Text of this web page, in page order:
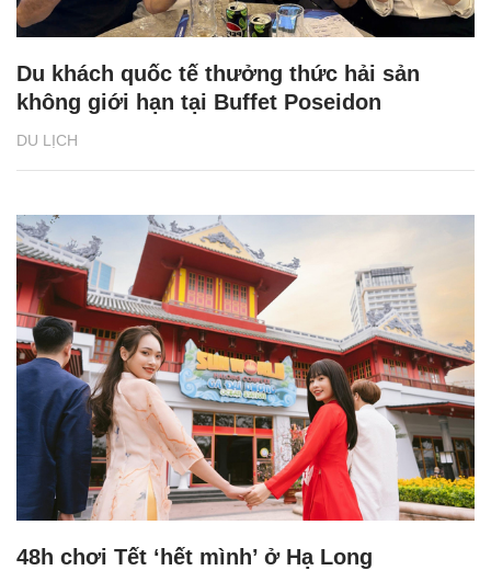
DU LỊCH
Du khách quốc tế thưởng thức hải sản
không giới hạn tại Buffet Poseidon
48h chơi Tết ‘hết mình’ ở Hạ Long